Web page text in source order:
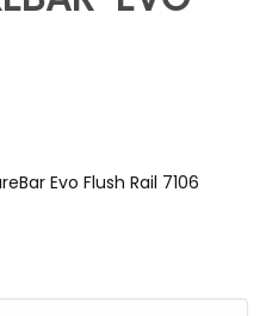
Evo Flush Rail 7106